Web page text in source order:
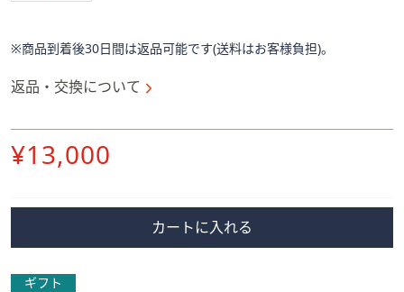
き
す。
※商品到着後30日間は返品可能です(送料はお客様負担)。
返品・交換について
削
¥13,000
カートに入れる
ギフト